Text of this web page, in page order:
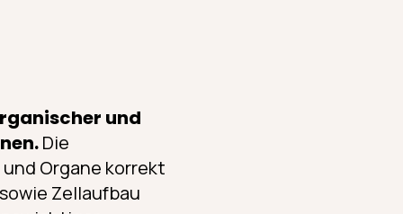
und
Die
Organe korrekt
Zellaufbau